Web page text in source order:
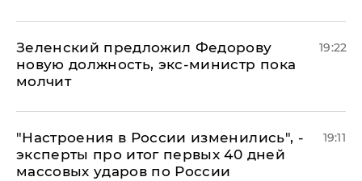
Зеленский предложил Федорову
новую должность, экс-министр пока
молчит
19:22
"Настроения в России изменились", -
эксперты про итог первых 40 дней
массовых ударов по России
19:11